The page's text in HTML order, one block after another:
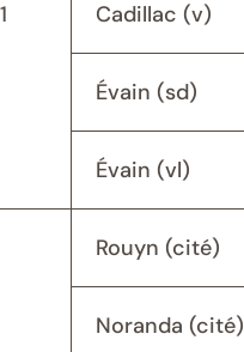
Cadillac (v)
Évain (sd)
Évain (vl)
Rouyn (cité)
Noranda (cité)